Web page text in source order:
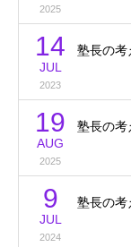
2025
14
JUL
2023
塾長の考
19
AUG
2025
塾長の考
9
JUL
2024
塾長の